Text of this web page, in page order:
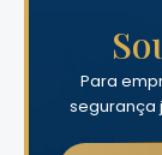
Para
segurança